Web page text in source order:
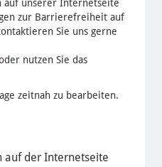
auf unserer Internetseite
zur Barrierefreiheit auf
Sie uns gerne
nutzen Sie das
zeitnah zu bearbeiten.
auf der Internetseite